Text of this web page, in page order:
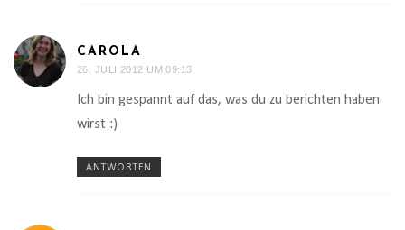
CAROLA
26. JULI 2012 UM 09:13
Ich bin gespannt auf das, was du zu berichten haben
wirst :)
ANTWORTEN